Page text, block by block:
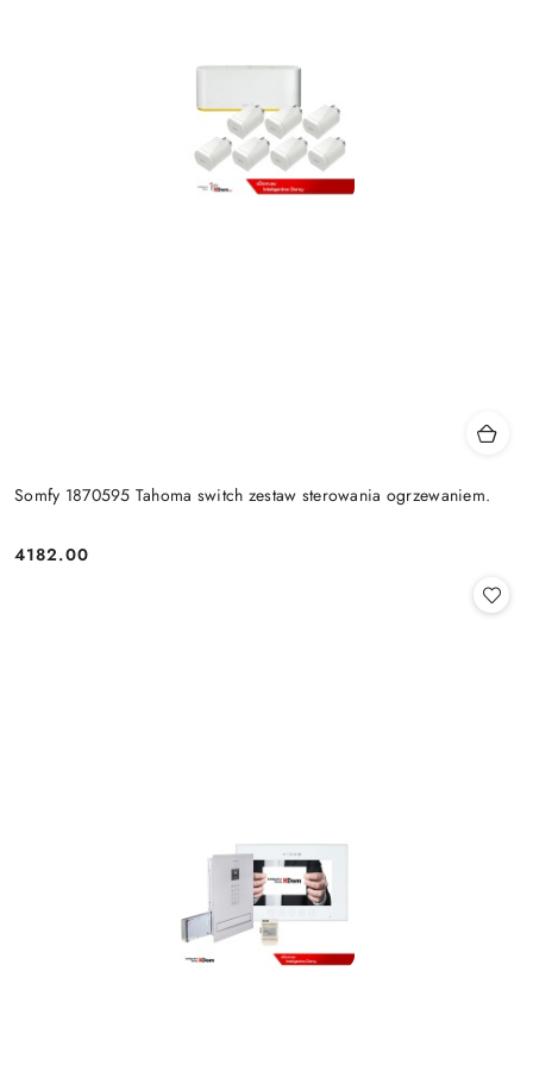
Somfy 1870595 Tahoma switch zestaw sterowania ogrzewaniem.
Cena:
4182.00